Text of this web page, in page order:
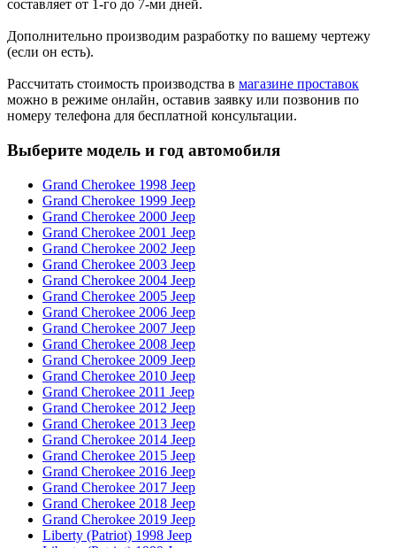
составляет от 1-го до 7-ми дней.
Дополнительно производим разработку по вашему чертежу
(если он есть).
Рассчитать стоимость производства в магазине проставок
можно в режиме онлайн, оставив заявку или позвонив по
номеру телефона для бесплатной консультации.
Выберите модель и год автомобиля
Grand Cherokee 1998 Jeep
Grand Cherokee 1999 Jeep
Grand Cherokee 2000 Jeep
Grand Cherokee 2001 Jeep
Grand Cherokee 2002 Jeep
Grand Cherokee 2003 Jeep
Grand Cherokee 2004 Jeep
Grand Cherokee 2005 Jeep
Grand Cherokee 2006 Jeep
Grand Cherokee 2007 Jeep
Grand Cherokee 2008 Jeep
Grand Cherokee 2009 Jeep
Grand Cherokee 2010 Jeep
Grand Cherokee 2011 Jeep
Grand Cherokee 2012 Jeep
Grand Cherokee 2013 Jeep
Grand Cherokee 2014 Jeep
Grand Cherokee 2015 Jeep
Grand Cherokee 2016 Jeep
Grand Cherokee 2017 Jeep
Grand Cherokee 2018 Jeep
Grand Cherokee 2019 Jeep
Liberty (Patriot) 1998 Jeep